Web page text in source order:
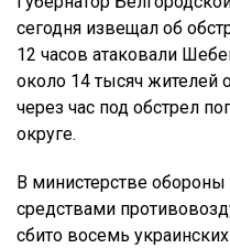
сегодня извещал об
12 часов атаковали
около 14 тысяч жителей
через час под обстрел
округе.
В министерстве
средствами
сбито восемь